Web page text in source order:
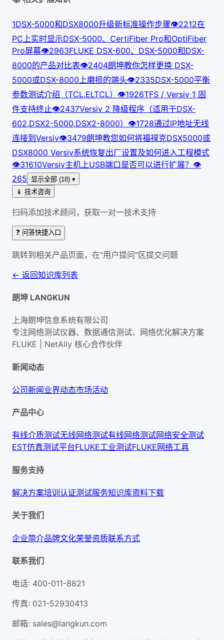
1DSX-5000和DSX8000升级新标准操作步骤👁2212在
PC上实时显示DSX-5000、CertiFiber Pro和OptiFiber
Pro屏幕👁2963FLUKE DSX-600、DSX-5000和DSX-
8000的产品对比表👁2404朗坤教你怎样更换 DSX-
5000或DSX-8000上磨损的端头👁2335DSX-5000平衡
参数测试介绍（TCL,ELTCL） 👁1926TFS / Versiv 1 固
件支持终止👁2437Versiv 2 降级程序（适用于DSX-
602,DSX2-5000,DSX2-8000） 👁1728通过IP地址无线
连接到Versiv👁3479朗坤教您如何将福禄克DSX5000或
DSX8000 Versiv系统恢复出厂设置及如何进入工程模式
👁31610Versiv主机上USB端口是否可以进行扩展？ 👁
265
显示全部 (18) ▾
📱 技术咨询
扫码添加技术顾问，获取一对一技术支持
❓ 问答快捷入口
跳转到相关产品页面，在"用户提问"区提交问题
← 返回知识库列表
朗坤 LANGKUN
上海朗坤信息系统有限公司
专注网络测试仪器、数据通信测试、网络优化解决方案
FLUKE | NetAlly 核心合作伙伴
新闻动态
公司新闻业界动态市场活动
产品中心
有线介质测试无线网络测试有线网络测试网络安全测试
EST仿真测试平台FLUKE工业测试FLUKE网络工具
服务支持
解决方案培训认证测试服务知识库资料下载
关于我们
企业简介品牌文化荣誉资质联系方式
联系我们
电话: 400-011-8821
传真: 021-52930413
邮箱: sales@langkun.com